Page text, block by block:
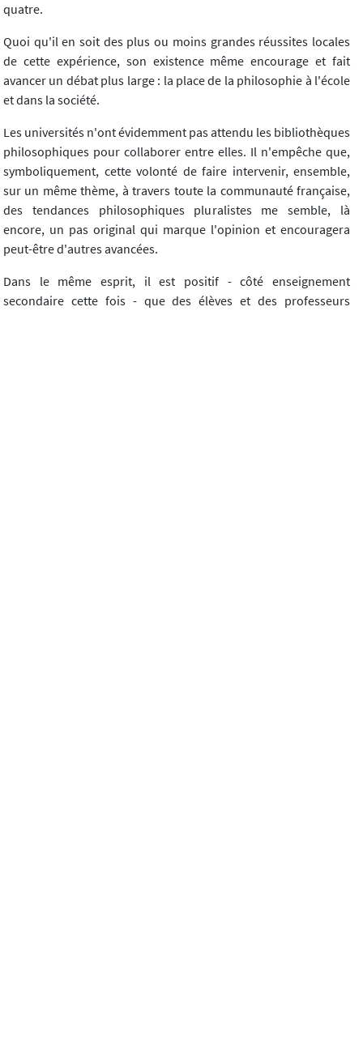
quatre.
Quoi qu'il en soit des plus ou moins grandes réussites locales
de cette expérience, son existence même encourage et fait
avancer un débat plus large : la place de la philosophie à l'école
et dans la société.
Les universités n'ont évidemment pas attendu les bibliothèques
philosophiques pour collaborer entre elles. Il n'empêche que,
symboliquement, cette volonté de faire intervenir, ensemble,
sur un même thème, à travers toute la communauté française,
des tendances philosophiques pluralistes me semble, là
encore, un pas original qui marque l'opinion et encouragera
peut-être d'autres avancées.
Dans le même esprit, il est positif - côté enseignement
secondaire cette fois - que des élèves et des professeurs